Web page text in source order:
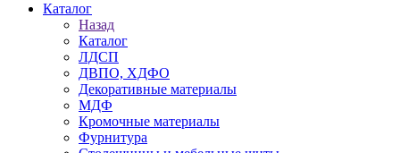
Каталог
Назад
Каталог
ЛДСП
ДВПО, ХДФО
Декоративные материалы
МДФ
Кромочные материалы
Фурнитура